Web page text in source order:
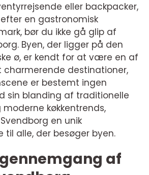
eller backpacker,
en gastronomisk
bør du ikke gå glip af
Byen, der ligger på den
ø, er kendt for at være en af
charmerende destinationer,
er bestemt ingen
sin blanding af traditionelle
køkkentrends,
en unik
til alle, der besøger byen.
af